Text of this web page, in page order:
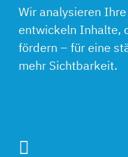
Wir analysieren
entwickeln Inhalte,
fördern – für eine
mehr Sichtbarkeit.